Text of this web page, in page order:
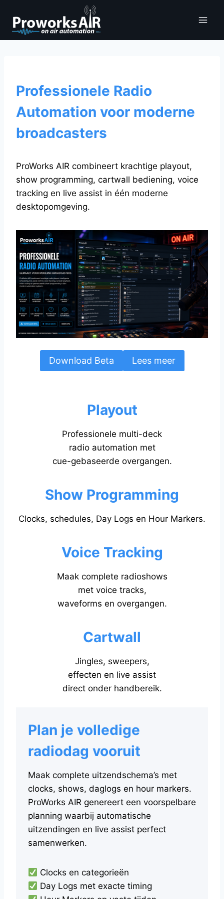
naar
inhoud
Professionele Radio
Automation voor moderne
broadcasters
ProWorks AIR combineert krachtige playout,
show programming, cartwall bediening, voice
tracking en live assist in één moderne
desktopomgeving.
Download Beta Lees meer
Playout
Professionele multi-deck
radio automation met
cue-gebaseerde overgangen.
Show Programming
Clocks, schedules, Day Logs en Hour Markers.
Voice Tracking
Maak complete radioshows
met voice tracks,
waveforms en overgangen.
Cartwall
Jingles, sweepers,
effecten en live assist
direct onder handbereik.
Plan je volledige
radiodag vooruit
Maak complete uitzendschema’s met
clocks, shows, daglogs en hour markers.
ProWorks AIR genereert een voorspelbare
planning waarbij automatische
uitzendingen en live assist perfect
samenwerken.
Clocks en categorieën
Day Logs met exacte timing